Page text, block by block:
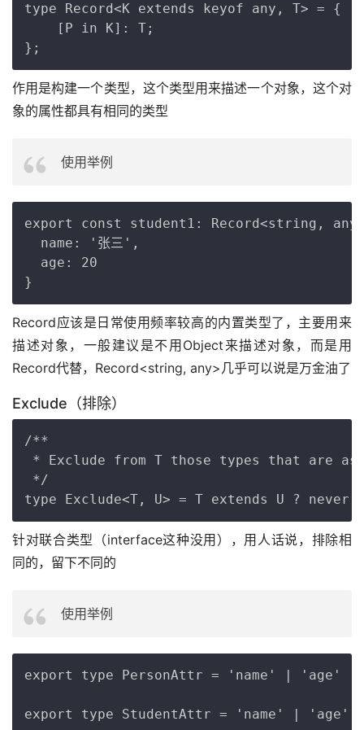
type Record<K extends keyof any, T> = {
    [P in K]: T;
作用是构建一个类型，这个类型用来描述一个对象，这个对
象的属性都具有相同的类型
使用举例
export const student1: Record<string,
  name: '张三',
  age: 20
Copy
Record应该是日常使用频率较高的内置类型了，主要用来
描述对象，一般建议是不用Object来描述对象，而是用
Record代替，Record<string, any>几乎可以说是万金油了
Exclude（排除）
/**
* Exclude from T those types that are
*/
针对联合类型（interface这种没用），用人话说，排除相
同的，留下不同的
使用举例
export type PersonAttr = 'name' | 'age'
export type StudentAttr = 'name' |
Copy